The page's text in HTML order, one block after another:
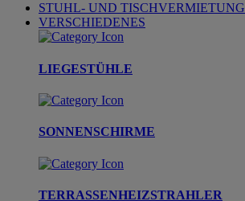
STUHL- UND TISCHVERMIETUNG
VERSCHIEDENES
LIEGESTÜHLE
SONNENSCHIRME
TERRASSENHEIZSTRAHLER